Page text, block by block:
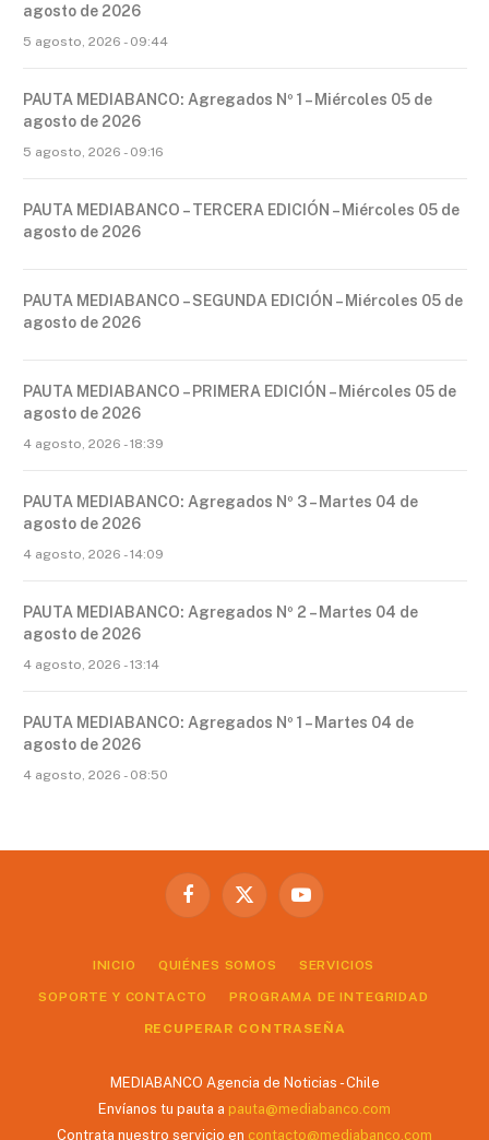
agosto de 2026
5 agosto, 2026 - 09:44
PAUTA MEDIABANCO: Agregados Nº 1 – Miércoles 05 de
agosto de 2026
5 agosto, 2026 - 09:16
PAUTA MEDIABANCO – TERCERA EDICIÓN – Miércoles 05 de
agosto de 2026
PAUTA MEDIABANCO – SEGUNDA EDICIÓN – Miércoles 05 de
agosto de 2026
PAUTA MEDIABANCO – PRIMERA EDICIÓN – Miércoles 05 de
agosto de 2026
4 agosto, 2026 - 18:39
PAUTA MEDIABANCO: Agregados Nº 3 – Martes 04 de
agosto de 2026
4 agosto, 2026 - 14:09
PAUTA MEDIABANCO: Agregados Nº 2 – Martes 04 de
agosto de 2026
4 agosto, 2026 - 13:14
PAUTA MEDIABANCO: Agregados Nº 1 – Martes 04 de
agosto de 2026
4 agosto, 2026 - 08:50
Facebook
X
YouTube
INICIO QUIÉNES SOMOS SERVICIOS
SOPORTE Y CONTACTO PROGRAMA DE INTEGRIDAD
RECUPERAR CONTRASEÑA
MEDIABANCO Agencia de Noticias - Chile
Envíanos tu pauta a pauta@mediabanco.com
Contrata nuestro servicio en contacto@mediabanco.com